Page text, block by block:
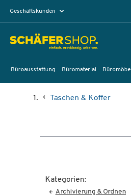
Geschäftskunden
Büroausstattung Büromaterial Büromöbel
Taschen & Koffer
Kategorien:
Archivierung & Ordnen